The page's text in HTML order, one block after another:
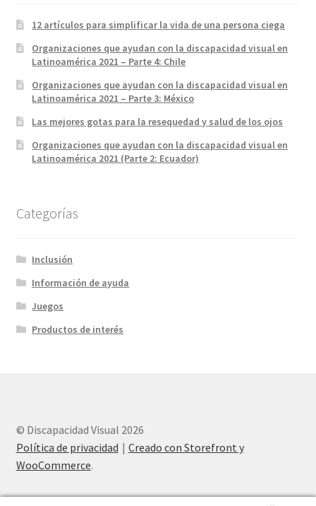
12 artículos para simplificar la vida de una persona ciega
Organizaciones que ayudan con la discapacidad visual en
Latinoamérica 2021 – Parte 4: Chile
Organizaciones que ayudan con la discapacidad visual en
Latinoamérica 2021 – Parte 3: México
Las mejores gotas para la resequedad y salud de los ojos
Organizaciones que ayudan con la discapacidad visual en
Latinoamérica 2021 (Parte 2: Ecuador)
Categorías
Inclusión
Información de ayuda
Juegos
Productos de interés
© Discapacidad Visual 2026
Política de privacidad
Creado con Storefront y
WooCommerce.